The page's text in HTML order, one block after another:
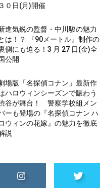
３０日(月)開催
進気鋭の監督・中川駿の魅力
は！？ 『90メートル』制作の
側にも迫る！3 月 27 日(金)全
公開
場版「名探偵コナン」最新作
ハロウィンシーズンで賑わう
谷が舞台！ 警察学校組メン
ーも登場の『名探偵コナン ハ
ウィンの花嫁』の魅力を徹底
説